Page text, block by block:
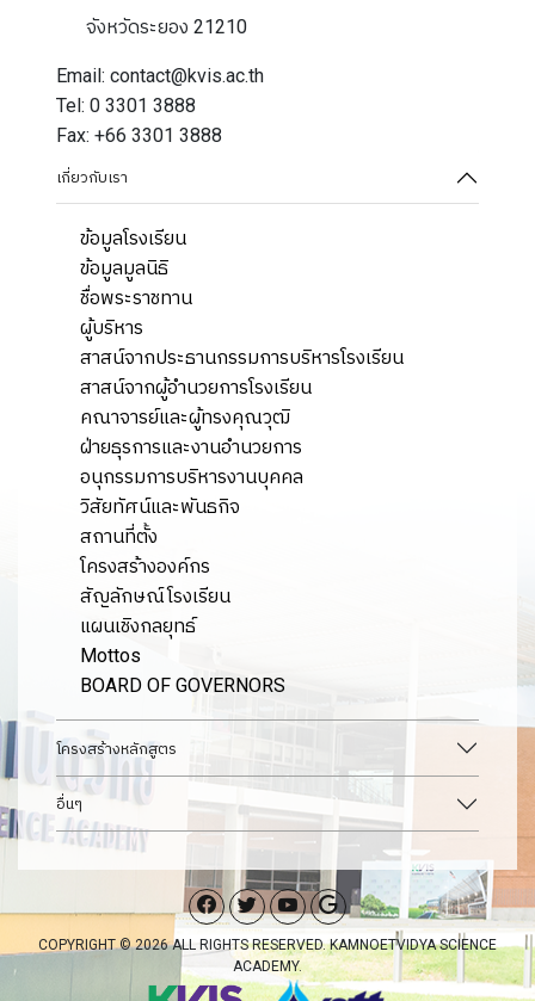
จังหวัดระยอง 21210
Email: contact@kvis.ac.th
Tel: 0 3301 3888
Fax: +66 3301 3888
เกี่ยวกับเรา
ข้อมูลโรงเรียน
ข้อมูลมูลนิธิ
ชื่อพระราชทาน
ผู้บริหาร
สาสน์จากประธานกรรมการบริหารโรงเรียน
สาสน์จากผู้อำนวยการโรงเรียน
คณาจารย์และผู้ทรงคุณวุฒิ
ฝ่ายธุรการและงานอำนวยการ
อนุกรรมการบริหารงานบุคคล
วิสัยทัศน์และพันธกิจ
สถานที่ตั้ง
โครงสร้างองค์กร
สัญลักษณ์โรงเรียน
แผนเชิงกลยุทธ์
Mottos
BOARD OF GOVERNORS
โครงสร้างหลักสูตร
อื่นๆ
COPYRIGHT © 2026 ALL RIGHTS RESERVED. KAMNOETVIDYA SCIENCE
ACADEMY.